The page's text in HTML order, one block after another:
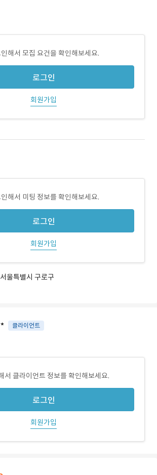
해서 모집 요건을 확인해보세요.
로그인
회원가입
해서 미팅 정보를 확인해보세요.
로그인
회원가입
서울특별시 구로구
클라이언트
서 클라이언트 정보를 확인해보세요.
로그인
회원가입